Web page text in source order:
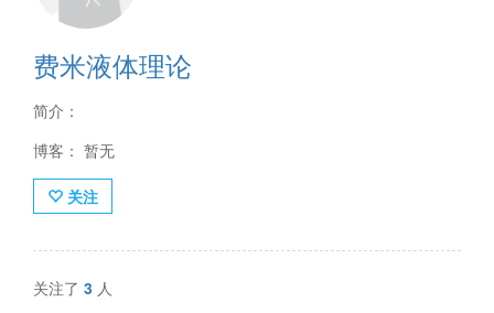
费米液体理论
简介：
博客： 暂无
关注
关注了 3 人